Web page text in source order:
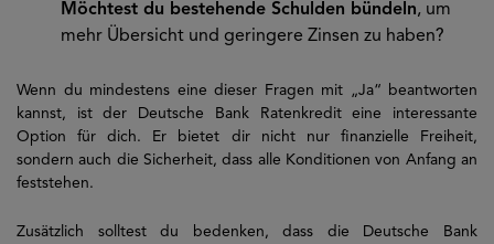
Möchtest du bestehende Schulden bündeln, um
mehr Übersicht und geringere Zinsen zu haben?
Wenn du mindestens eine dieser Fragen mit „Ja“ beantworten
kannst, ist der Deutsche Bank Ratenkredit eine interessante
Option für dich. Er bietet dir nicht nur finanzielle Freiheit,
sondern auch die Sicherheit, dass alle Konditionen von Anfang an
feststehen.
Zusätzlich solltest du bedenken, dass die Deutsche Bank